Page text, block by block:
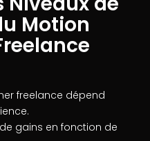
Motion
freelance dépend
gains en fonction de